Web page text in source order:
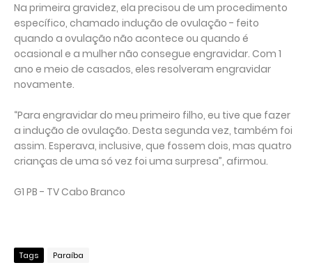
Na primeira gravidez, ela precisou de um procedimento
específico, chamado indução de ovulação - feito
quando a ovulação não acontece ou quando é
ocasional e a mulher não consegue engravidar. Com 1
ano e meio de casados, eles resolveram engravidar
novamente.
“Para engravidar do meu primeiro filho, eu tive que fazer
a indução de ovulação. Desta segunda vez, também foi
assim. Esperava, inclusive, que fossem dois, mas quatro
crianças de uma só vez foi uma surpresa”, afirmou.
G1 PB - TV Cabo Branco
Tags Paraíba